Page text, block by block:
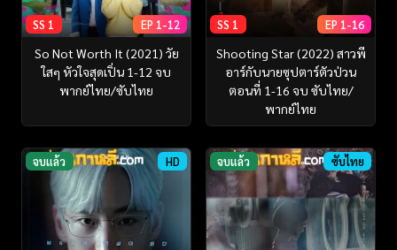
SS 1 EP 1-12
So Not Worth It (2021) วัย
ใสๆ หัวใจสุดเปิ่น 1-12 จบ
พากย์ไทย/ซับไทย
SS 1 EP 1-16
Shooting Star (2022) สาวพี
อาร์กับนายซุปตาร์ตัวป่วน
ตอนที่ 1-16 จบ ซับไทย/
พากย์ไทย
จบแล้ว HD จบแล้ว ซับไทย